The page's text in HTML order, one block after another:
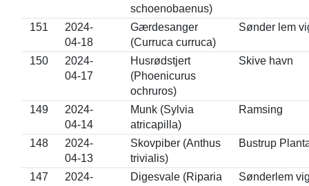
schoenobaenus)
151
2024-
04-18
Gærdesanger
(Curruca curruca)
Sønder lem
150
2024-
04-17
Husrødstjert
(Phoenicurus
ochruros)
Skive havn
149
2024-
04-14
Munk (Sylvia
atricapilla)
Ramsing
148
2024-
04-13
Skovpiber (Anthus
trivialis)
Bustrup
147
2024-
Digesvale (Riparia
Sønderlem